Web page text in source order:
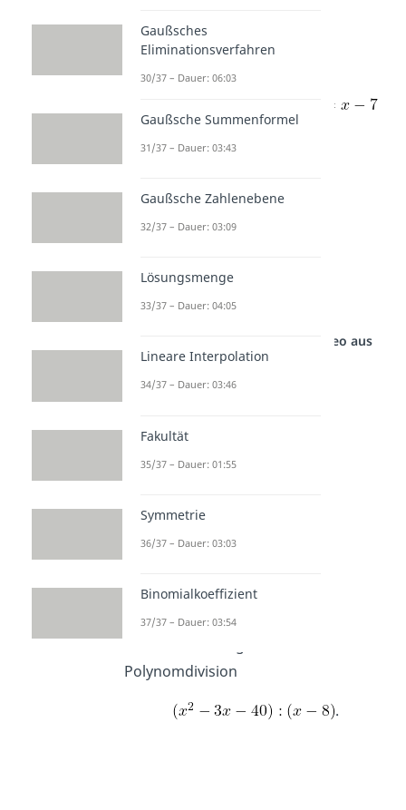
Nun subtrahieren wir wieder
Damit sind wir ans Ende der
Polynomdivision gelangt.
Studyflix vernetzt: Hier ein Video aus
einem anderen Bereich
Aufgabe 2
Polynomdivision
.
Gaußsches
Eliminationsverfahren
30/37 – Dauer: 06:03
Gaußsche Summenformel
31/37 – Dauer: 03:43
Gaußsche Zahlenebene
32/37 – Dauer: 03:09
Lösungsmenge
33/37 – Dauer: 04:05
Lineare Interpolation
34/37 – Dauer: 03:46
Fakultät
35/37 – Dauer: 01:55
Symmetrie
36/37 – Dauer: 03:03
Binomialkoeffizient
37/37 – Dauer: 03:54